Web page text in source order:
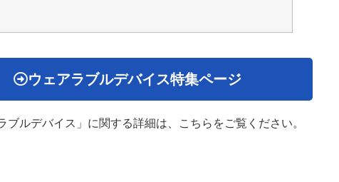
ウェアラブルデバイス特集ページ
ブルデバイス」に関する詳細は、こちらをご覧ください。